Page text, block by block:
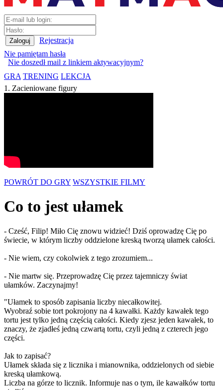
Rejestracja
Nie pamiętam hasła
Nie doszedł mail z linkiem aktywacyjnym?
GRA TRENING LEKCJA
1. Zacieniowane figury
POWRÓT DO GRY WSZYSTKIE FILMY
Co to jest ułamek
- Cześć, Filip! Miło Cię znowu widzieć! Dziś oprowadzę Cię po
świecie, w którym liczby oddzielone kreską tworzą ułamek całości.
- Nie wiem, czy cokolwiek z tego zrozumiem...
- Nie martw się. Przeprowadzę Cię przez tajemniczy świat
ułamków. Zaczynajmy!
"Ułamek to sposób zapisania liczby niecałkowitej.
Wyobraź sobie tort pokrojony na 4 kawałki. Każdy kawałek tego
tortu jest tylko jedną częścią całości. Kiedy zjesz jeden kawałek, to
znaczy, że zjadłeś jedną czwartą tortu, czyli jedną z czterech jego
części.
Jak to zapisać?
Ułamek składa się z licznika i mianownika, oddzielonych od siebie
kreską ułamkową.
Liczba na górze to licznik. Informuje nas o tym, ile kawałków tortu